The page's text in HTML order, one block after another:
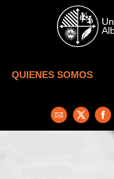
Skip to main content
QUIENES SOMOS